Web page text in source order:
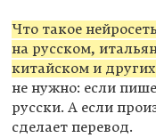
Что такое
на русском,
китайском и
не нужно: если
русски. А если
сделает перевод.